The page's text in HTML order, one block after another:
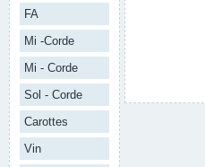
FA
Mi -Corde
Mi - Corde
Sol - Corde
Carottes
Vin